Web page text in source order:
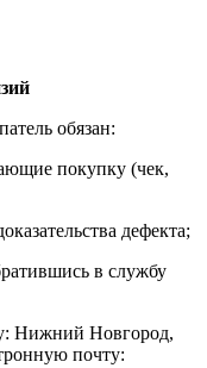
обязан:
покупку (чек,
дефекта;
в службу
Нижний Новгород,
почту: